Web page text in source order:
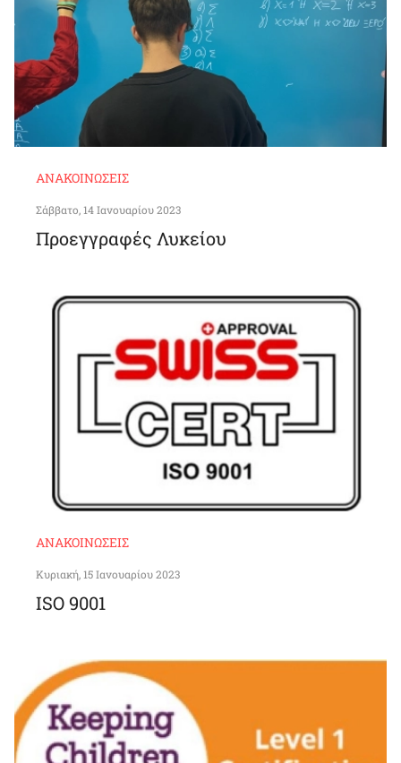
ΑΝΑΚΟΙΝΏΣΕΙΣ
Σάββατο, 14 Ιανουαρίου 2023
Προεγγραφές Λυκείου
ΑΝΑΚΟΙΝΏΣΕΙΣ
Κυριακή, 15 Ιανουαρίου 2023
ISO 9001